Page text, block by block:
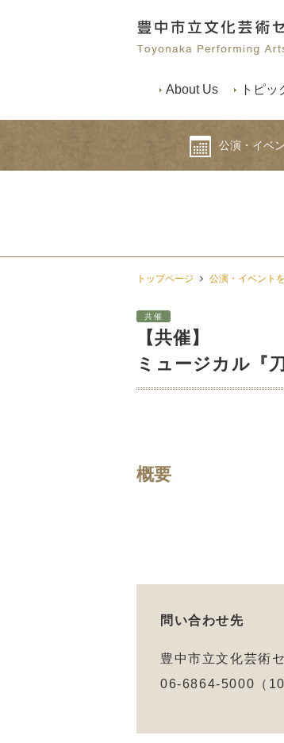
About Us トピッ
公演・イベ
トップページ 公演・イベント
共催
【共催】
ミュージカル『
概要
問い合わせ先
豊中市立文化芸術
06-6864-5000（